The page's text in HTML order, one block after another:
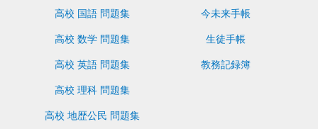
高校 国語 問題集
高校 数学 問題集
高校 英語 問題集
高校 理科 問題集
高校 地歴公民 問題集
今未来手帳
生徒手帳
教務記録簿